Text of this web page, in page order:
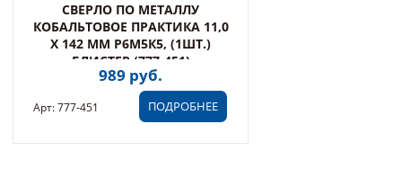
СВЕРЛО ПО МЕТАЛЛУ
КОБАЛЬТОВОЕ ПРАКТИКА 11,0
Х 142 ММ Р6М5К5, (1ШТ.)
БЛИСТЕР (777-451)
989 руб.
ПОДРОБНЕЕ
Арт: 777-451